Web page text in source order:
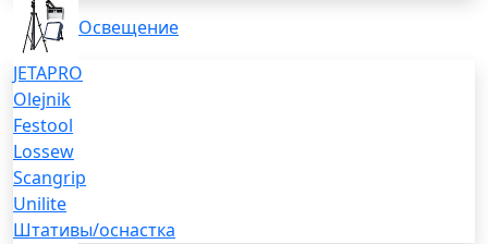
Освещение
JETAPRO
Olejnik
Festool
Lossew
Scangrip
Unilite
Штативы/оснастка